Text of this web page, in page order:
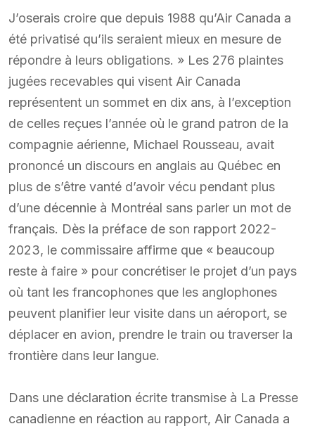
J’oserais croire que depuis 1988 qu’Air Canada a
été privatisé qu’ils seraient mieux en mesure de
répondre à leurs obligations. » Les 276 plaintes
jugées recevables qui visent Air Canada
représentent un sommet en dix ans, à l’exception
de celles reçues l’année où le grand patron de la
compagnie aérienne, Michael Rousseau, avait
prononcé un discours en anglais au Québec en
plus de s’être vanté d’avoir vécu pendant plus
d’une décennie à Montréal sans parler un mot de
français. Dès la préface de son rapport 2022-
2023, le commissaire affirme que « beaucoup
reste à faire » pour concrétiser le projet d’un pays
où tant les francophones que les anglophones
peuvent planifier leur visite dans un aéroport, se
déplacer en avion, prendre le train ou traverser la
frontière dans leur langue.
Dans une déclaration écrite transmise à La Presse
canadienne en réaction au rapport, Air Canada a